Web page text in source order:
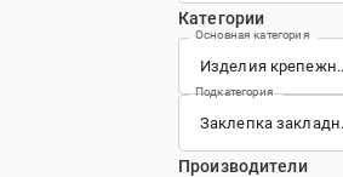
Категории
Основная категория
Подкатегория
Производители